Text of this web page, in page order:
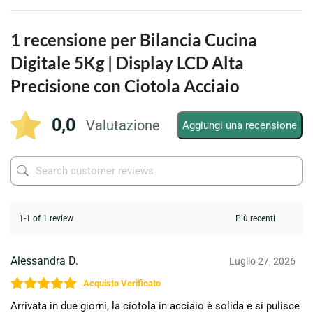
1 recensione per Bilancia Cucina
Digitale 5Kg | Display LCD Alta
Precisione con Ciotola Acciaio
0,0
Valutazione Aggiungi una recensione
1-1 of 1 review
Alessandra D. Luglio 27, 2026
Valutato5 su 5
Arrivata in due giorni, la ciotola in acciaio è solida e si pulisce